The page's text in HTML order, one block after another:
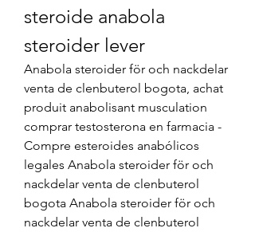
steroide anabola
steroider lever
Anabola steroider för och nackdelar
venta de clenbuterol bogota, achat
produit anabolisant musculation
comprar testosterona en farmacia -
Compre esteroides anabólicos
legales Anabola steroider för och
nackdelar venta de clenbuterol
bogota Anabola steroider för och
nackdelar venta de clenbuterol